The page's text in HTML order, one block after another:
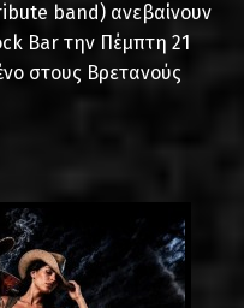
band) ανεβαίνουν
Bar την Πέμπτη 21
στους Βρετανούς